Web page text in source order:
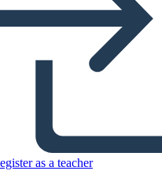
as a teacher
Temi